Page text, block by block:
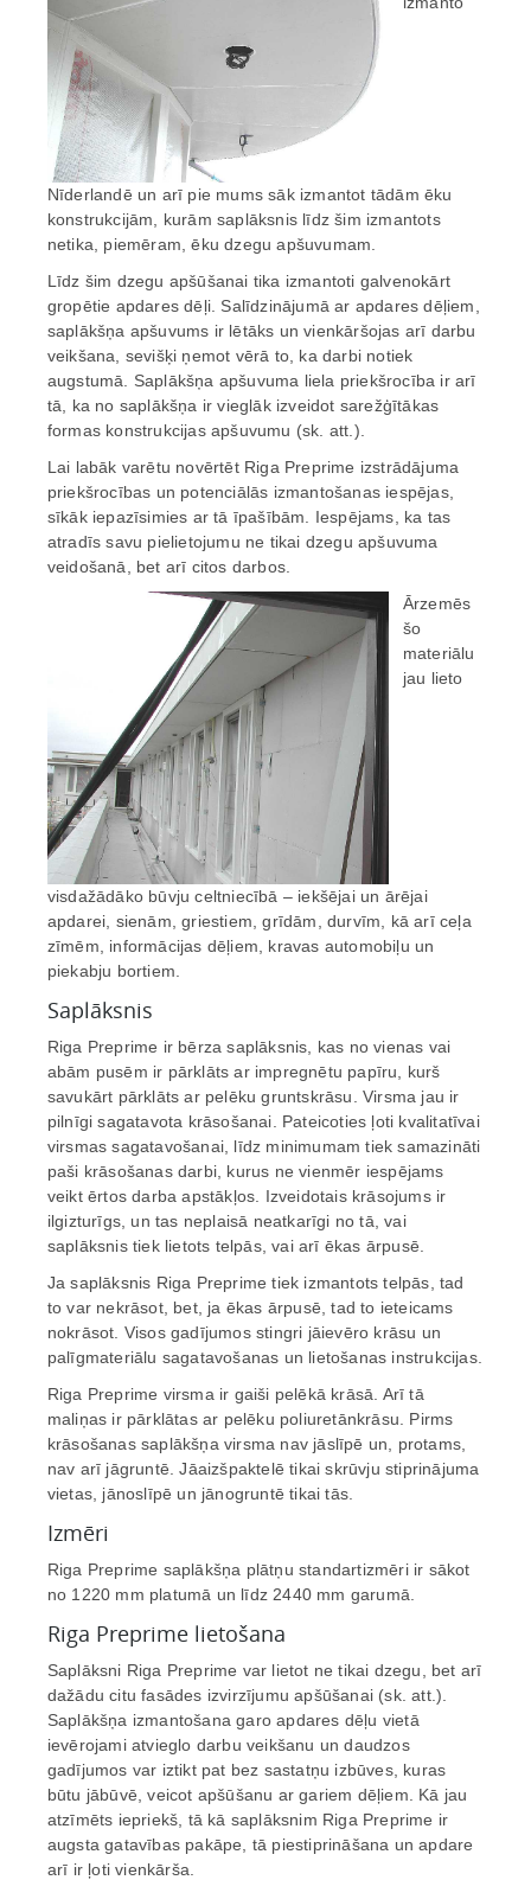
Nīderlandē un arī pie mums sāk izmantot tādām ēku
konstrukcijām, kurām saplāksnis līdz šim izmantots
netika, piemēram, ēku dzegu apšuvumam.
Līdz šim dzegu apšūšanai tika izmantoti galvenokārt
gropētie apdares dēļi. Salīdzinājumā ar apdares dēļiem,
saplākšņa apšuvums ir lētāks un vienkāršojas arī darbu
veikšana, sevišķi ņemot vērā to, ka darbi notiek
augstumā. Saplākšņa apšuvuma liela priekšrocība ir arī
tā, ka no saplākšņa ir vieglāk izveidot sarežģītākas
formas konstrukcijas apšuvumu (sk. att.).
Lai labāk varētu novērtēt Riga Preprime izstrādājuma
priekšrocības un potenciālās izmantošanas iespējas,
sīkāk iepazīsimies ar tā īpašībām. Iespējams, ka tas
atradīs savu pielietojumu ne tikai dzegu apšuvuma
veidošanā, bet arī citos darbos.
Ārzemēs
šo
materiālu
jau lieto
visdažādāko būvju celtniecībā – iekšējai un ārējai
apdarei, sienām, griestiem, grīdām, durvīm, kā arī ceļa
zīmēm, informācijas dēļiem, kravas automobiļu un
piekabju bortiem.
Saplāksnis
Riga Preprime ir bērza saplāksnis, kas no vienas vai
abām pusēm ir pārklāts ar impregnētu papīru, kurš
savukārt pārklāts ar pelēku gruntskrāsu. Virsma jau ir
pilnīgi sagatavota krāsošanai. Pateicoties ļoti kvalitatīvai
virsmas sagatavošanai, līdz minimumam tiek samazināti
paši krāsošanas darbi, kurus ne vienmēr iespējams
veikt ērtos darba apstākļos. Izveidotais krāsojums ir
ilgizturīgs, un tas neplaisā neatkarīgi no tā, vai
saplāksnis tiek lietots telpās, vai arī ēkas ārpusē.
Ja saplāksnis Riga Preprime tiek izmantots telpās, tad
to var nekrāsot, bet, ja ēkas ārpusē, tad to ieteicams
nokrāsot. Visos gadījumos stingri jāievēro krāsu un
palīgmateriālu sagatavošanas un lietošanas instrukcijas.
Riga Preprime virsma ir gaiši pelēkā krāsā. Arī tā
maliņas ir pārklātas ar pelēku poliuretānkrāsu. Pirms
krāsošanas saplākšņa virsma nav jāslīpē un, protams,
nav arī jāgruntē. Jāaizšpaktelē tikai skrūvju stiprinājuma
vietas, jānoslīpē un jānogruntē tikai tās.
Izmēri
Riga Preprime saplākšņa plātņu standartizmēri ir sākot
no 1220 mm platumā un līdz 2440 mm garumā.
Riga Preprime lietošana
Saplāksni Riga Preprime var lietot ne tikai dzegu, bet arī
dažādu citu fasādes izvirzījumu apšūšanai (sk. att.).
Saplākšņa izmantošana garo apdares dēļu vietā
ievērojami atvieglo darbu veikšanu un daudzos
gadījumos var iztikt pat bez sastatņu izbūves, kuras
būtu jābūvē, veicot apšūšanu ar gariem dēļiem. Kā jau
atzīmēts iepriekš, tā kā saplāksnim Riga Preprime ir
augsta gatavības pakāpe, tā piestiprināšana un apdare
arī ir ļoti vienkārša.